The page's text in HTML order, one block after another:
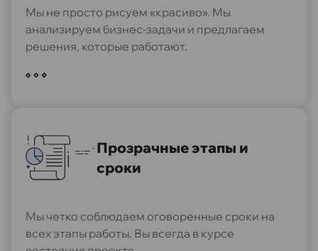
Мы не просто рисуем «красиво». Мы
анализируем бизнес-задачи и предлагаем
решения, которые работают.
Прозрачные этапы и
сроки
Мы четко соблюдаем оговоренные сроки на
всех этапы работы. Вы всегда в курсе